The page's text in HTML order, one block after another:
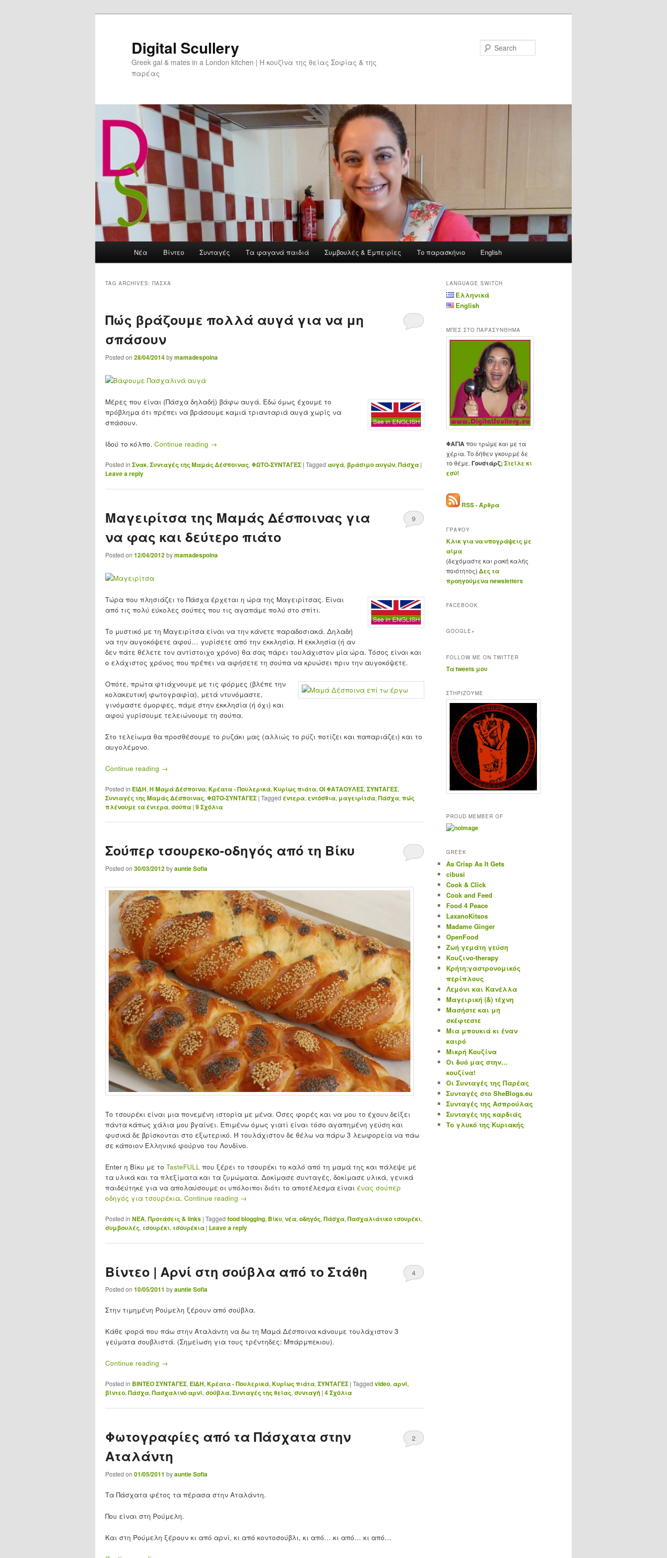
Digital Scullery
Greek gal & mates in a London kitchen | Η κουζίνα της θείας Σοφίας & της
παρέας
Skip to primary content
Skip to secondary content
Νέα Βίντεο Συνταγές Τα φαγανά παιδιά Συμβουλές & Εμπειρίες Το παρασκήνιο English
TAG ARCHIVES: ΠΆΣΧΑ
Πώς βράζουμε πολλά αυγά για να μη
σπάσουν
Posted on 28/04/2014bymamadespoina
Μέρες που είναι (Πάσχα δηλαδή) βάφω αυγά. Εδώ όμως έχουμε το
πρόβλημα ότι πρέπει να βράσουμε καμιά τριανταριά αυγά χωρίς να
σπάσουν.
Ιδού το κόλπο. Continue reading →
Posted in Σνακ, Συνταγές της Μαμάς Δέσποινας, ΦΩΤΟ-ΣΥΝΤΑΓΕΣ | Tagged αυγά, βράσιμο αυγών, Πάσχα |
Leave a reply
Μαγειρίτσα της Μαμάς Δέσποινας για
να φας και δεύτερο πιάτο
Posted on 12/04/2012bymamadespoina
9
Τώρα που πλησιάζει το Πάσχα έρχεται η ώρα της Μαγειρίτσας. Είναι
από τις πολύ εύκολες σούπες που τις αγαπάμε πολύ στο σπίτι.
Το μυστικό με τη Μαγειρίτσα είναι να την κάνετε παραδοσιακά. Δηλαδή
να την αυγοκόψετε αφού… γυρίσετε από την εκκλησία. Η εκκλησία (ή αν
δεν πάτε θέλετε τον αντίστοιχο χρόνο) θα σας πάρει τουλάχιστον μία ώρα. Τόσος είναι και
ο ελάχιστος χρόνος που πρέπει να αφήσετε τη σούπα να κρυώσει πριν την αυγοκόψετε.
Οπότε, πρώτα φτιάχνουμε με τις φόρμες (βλέπε την
κολακευτική φωτογραφία), μετά ντυνόμαστε,
γινόμαστε όμορφες, πάμε στην εκκλησία (ή όχι) και
αφού γυρίσουμε τελειώνουμε τη σούπα.
Στο τελείωμα θα προσθέσουμε το ρυζάκι μας (αλλιώς το ρύζι ποτίζει και παπαριάζει) και το
αυγολέμονο.
Continue reading →
Posted in ΕΙΔΗ, Η Μαμά Δέσποινα, Κρέατα - Πουλερικά, Κυρίως πιάτα, ΟΙ ΦΑΤΑΟΥΛΕΣ, ΣΥΝΤΑΓΕΣ,
Συνταγές της Μαμάς Δέσποινας, ΦΩΤΟ-ΣΥΝΤΑΓΕΣ | Tagged έντερα, εντόσθια, μαγειρίτσα, Πάσχα, πώς
πλένουμε τα έντερα, σούπα | 9Σχόλια
Σούπερ τσουρεκο-οδηγός από τη Βίκυ
Posted on 30/03/2012byauntie Sofia
Το τσουρέκι είναι μια πονεμένη ιστορία με μένα. Όσες φορές και να μου το έχουν δείξει
πάντα κάπως χάλια μου βγαίνει. Επιμένω όμως γιατί είναι τόσο αγαπημένη γεύση και
φυσικά δε βρίσκονται στο εξωτερικό. Ή τουλάχιστον δε θέλω να πάρω 3 λεωφορεία να πάω
σε κάποιον Ελληνικό φούρνο του Λονδίνο.
Enter η Βίκυ με το TasteFULL που ξέρει το τσουρέκι το καλό από τη μαμά της και πάλεψε με
τα υλικά και τα πλεξίματα και τα ζυμώματα. Δοκίμασε συνταγές, δοκίμασε υλικά, γενικά
παιδεύτηκε για να απολαύσουμε οι υπόλοιποι διότι το αποτέλεσμα είναι ένας σούπερ
οδηγός για τσουρέκια. Continue reading →
Posted in ΝΕΑ, Προτάσεις & links | Tagged food blogging, Βίκυ, νέα, οδηγός, Πάσχα, Πασχαλιάτικο τσουρέκι,
συμβουλές, τσουρέκι, τσουρέκια | Leave a reply
Βίντεο | Αρνί στη σούβλα από το Στάθη
Posted on 10/05/2011 byauntie Sofia
4
Στην τιμημένη Ρούμελη ξέρουν από σούβλα.
Κάθε φορά που πάω στην Αταλάντη να δω τη Μαμά Δέσποινα κάνουμε τουλάχιστον 3
γεύματα σουβλιστά. (Σημείωση για τους τρέντηδες: Μπάρμπεκιου).
Continue reading →
Posted in ΒΙΝΤΕΟ ΣΥΝΤΑΓΕΣ, ΕΙΔΗ, Κρέατα - Πουλερικά, Κυρίως πιάτα, ΣΥΝΤΑΓΕΣ | Tagged video, αρνί,
βίντεο, Πάσχα, Πασχαλινό αρνί, σούβλα, Συνταγές της θείας, συνταγή | 4Σχόλια
Φωτογραφίες από τα Πάσχατα στην
Αταλάντη
Posted on 01/05/2011 byauntie Sofia
2
Τα Πάσχατα φέτος τα πέρασα στην Αταλάντη.
Που είναι στη Ρούμελη.
Και στη Ρούμελη ξέρουν κι από αρνί, κι από κοντοσούβλι, κι από… κι από… κι από…
LANGUAGE SWITCH
Ελληνικά
English
ΜΠΕΣ ΣΤΟ ΠΑΡΑΣΥΝΘΗΜΑ
ΦΑΓΙΑπου τρώμε και με τα
χέρια. Το δήθεν γκουρμέ δε
το θέμε. Γουστάρζ; Στείλε κι
εσύ!
RSS - Άρθρα
ΓΡΑΨΟΥ
Κλικ για να υπογράψεις με
αίμα
(δεχόμαστε και ρακή καλής
ποιότητος) Δες τα
προηγούμενα newsletters
FACEBOOK
GOOGLE+
FOLLOW ME ON TWITTER
Τα tweets μου
ΣΤΗΡΊΖΟΥΜΕ
PROUD MEMBER OF
GREEK
As Crisp As It Gets
cibusi
Cook & Click
Cook and Feed
Food 4 Peace
LaxanoKitsos
Madame Ginger
OpenFood
Ζωή γεμάτη γεύση
Κουζινο-therapy
Κρήτη:γαστρονομικός
περίπλους
Λεμόνι και Κανέλλα
Μαγειρική (&) τέχνη
Μασήστε και μη
σκέφτεστε
Μια μπουκιά κι έναν
καιρό
Μικρή Κουζίνα
Οι δυό μας στην…
κουζίνα!
Οι Συνταγές της Παρέας
Συνταγές στο SheBlogs.eu
Συνταγές της Ασπρούλας
Συνταγές της καρδιάς
Το γλυκό της Κυριακής